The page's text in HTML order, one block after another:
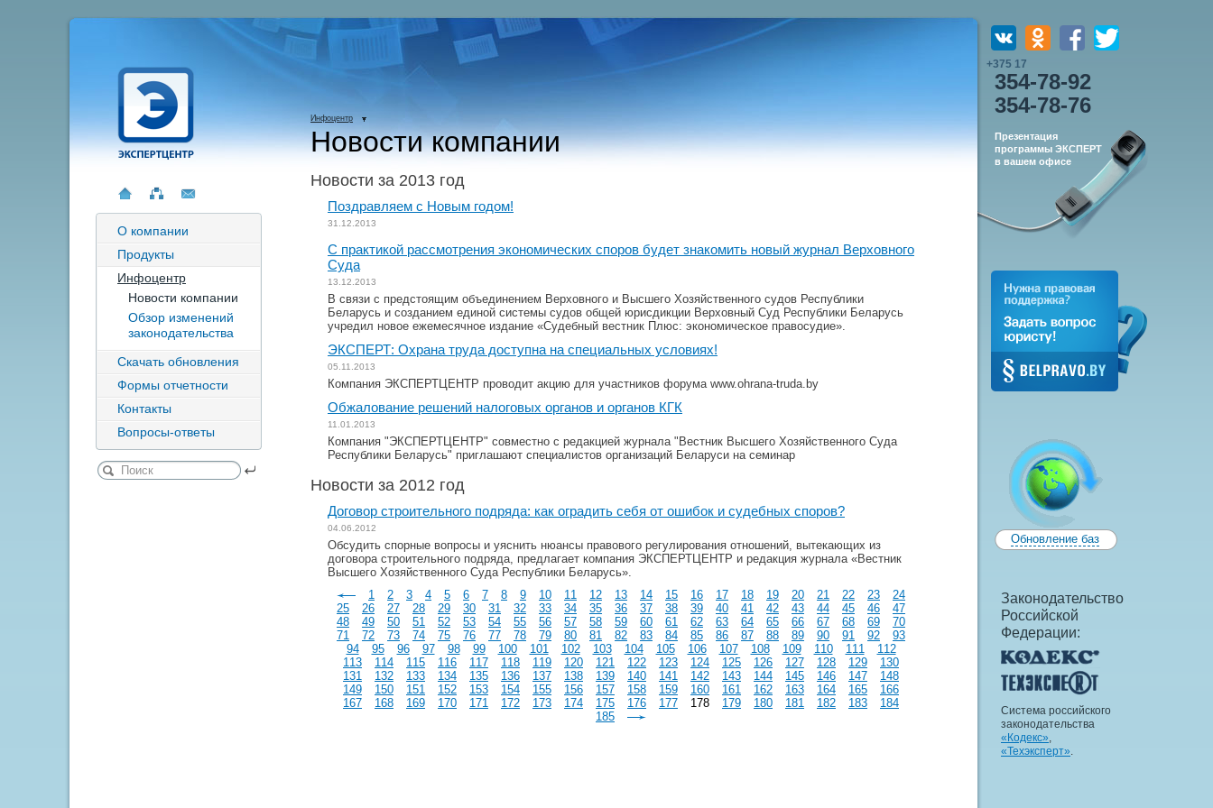
+375 17
354-78-92
354-78-76
Презентация
программы ЭКСПЕРТ
в вашем офисе
Обновление баз
Законодательство
Российской
Федерации:
Система российского
законодательства
«Кодекс»,
«Техэксперт».
О компании
Продукты
Инфоцентр
Новости компании
Обзор изменений
законодательства
Скачать обновления
Формы отчетности
Контакты
Вопросы-ответы
Инфоцентр
Новости компании
Новости за 2013 год
Поздравляем с Новым годом!
31.12.2013
С практикой рассмотрения экономических споров будет знакомить новый журнал Верховного
Суда
13.12.2013
В связи с предстоящим объединением Верховного и Высшего Хозяйственного судов Республики
Беларусь и созданием единой системы судов общей юрисдикции Верховный Суд Республики Беларусь
учредил новое ежемесячное издание «Судебный вестник Плюс: экономическое правосудие».
ЭКСПЕРТ: Охрана труда доступна на специальных условияx!
05.11.2013
Компания ЭКСПЕРТЦЕНТР проводит акцию для участников форума www.ohrana-truda.by
Обжалование решений налоговых органов и органов КГК
11.01.2013
Компания "ЭКСПЕРТЦЕНТР" совместно с редакцией журнала "Вестник Высшего Хозяйственного Суда
Республики Беларусь" приглашают специалистов организаций Беларуси на семинар
Новости за 2012 год
Договор строительного подряда: как оградить себя от ошибок и судебных споров?
04.06.2012
Обсудить спорные вопросы и уяснить нюансы правового регулирования отношений, вытекающих из
договора строительного подряда, предлагает компания ЭКСПЕРТЦЕНТР и редакция журнала «Вестник
Высшего Хозяйственного Суда Республики Беларусь».
1
2 3 4 5 6 7 8 9 10 11 12 13 14 15 16 17 18 19 20 21 22 23
24
25
26 27 28 29 30 31 32 33 34 35 36 37 38 39 40 41 42 43 44 45 46
47
48
49 50 51 52 53 54 55 56 57 58 59 60 61 62 63 64 65 66 67 68 69
70
71
72 73 74 75 76 77 78 79 80 81 82 83 84 85 86 87 88 89 90 91 92
93
94
95 96 97 98 99 100 101 102 103 104 105 106 107 108 109 110 111
112
113
114 115 116 117 118 119 120 121 122 123 124 125 126 127 128 129
130
131
132 133 134 135 136 137 138 139 140 141 142 143 144 145 146 147
148
149
150 151 152 153 154 155 156 157 158 159 160 161 162 163 164 165
166
167
168 169 170 171 172 173 174 175 176 177 178 179 180 181 182 183
184
185